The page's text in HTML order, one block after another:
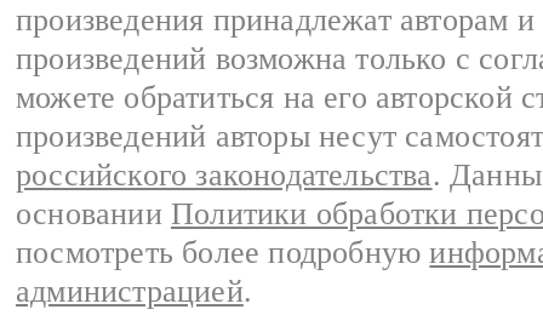
произведения принадлежат авторам
произведений возможна только с
можете обратиться на его авторской
произведений авторы несут
российского законодательства.
основании Политики обработки
посмотреть более подробную
администрацией.